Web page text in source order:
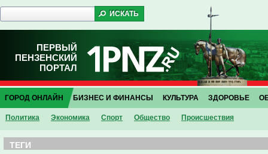
ПЕРВЫЙ
ПЕНЗЕНСКИЙ
ПОРТАЛ
ГОРОД ОНЛАЙН
Политика Экономика Спорт Общество Проиcшествия
БИЗНЕС И ФИНАНСЫ КУЛЬТУРА ЗДОРОВЬЕ
ТЕГИ